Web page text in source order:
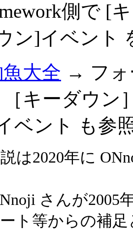
側で [
ン]イベント
大全 → フ
キーダウン
ベント も参
は2020年に
さんが
ト等からの補